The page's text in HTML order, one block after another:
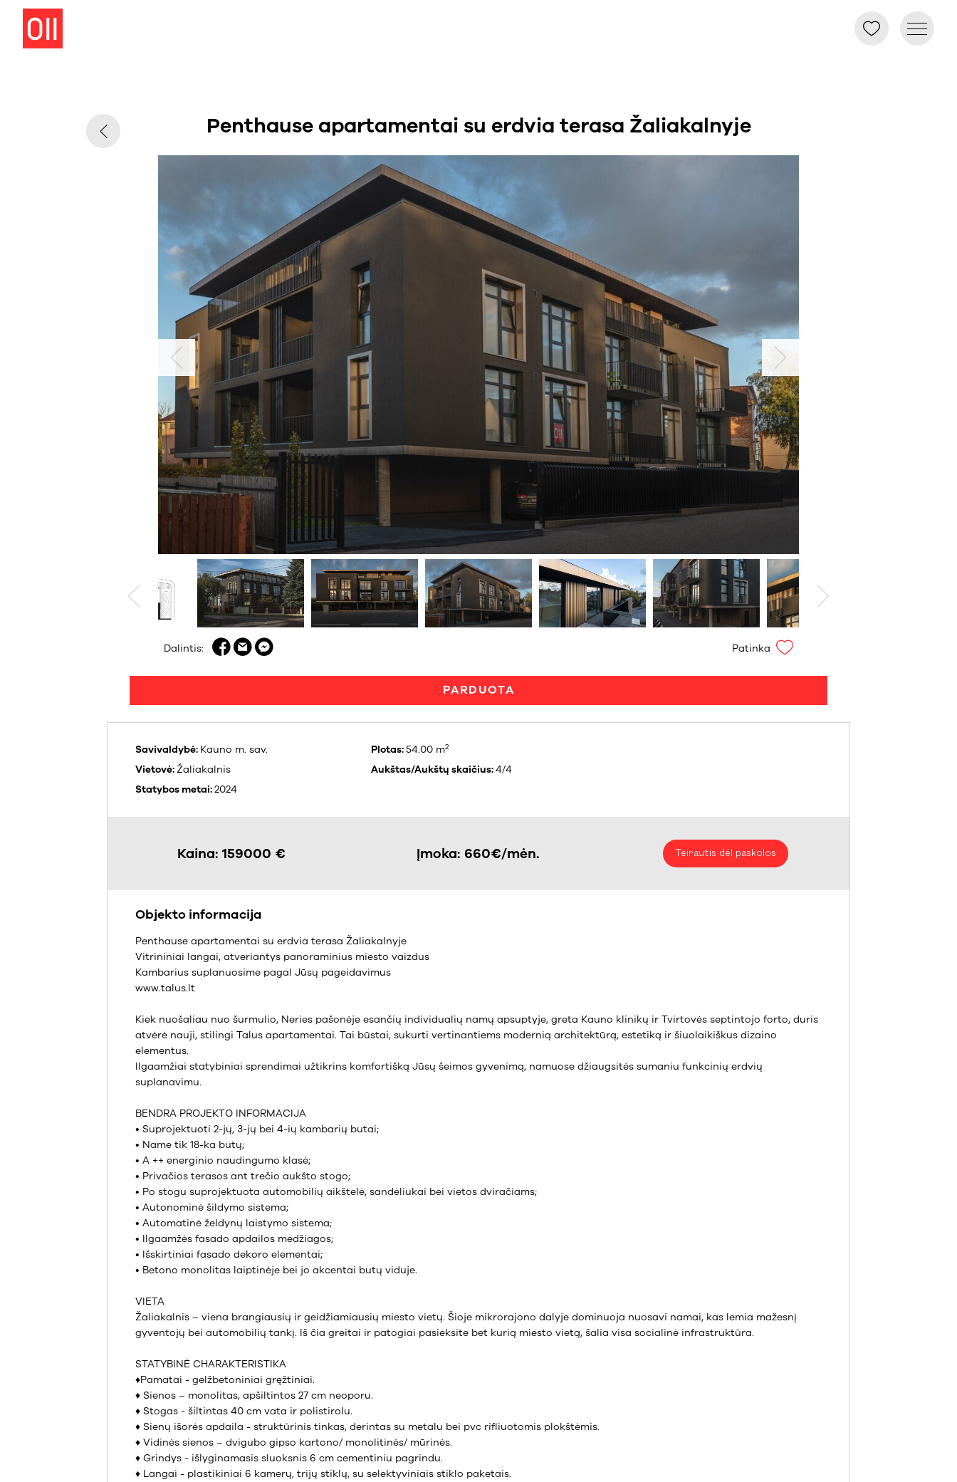
Penthause apartamentai su erdvia terasa Žaliakalnyje
Dalintis: Patinka
PARDUOTA
Savivaldybė: Kauno m. sav.
Vietovė:Žaliakalnis
Statybos metai:2024
Plotas:54.00 m2
Aukštas/Aukštų skaičius:4/4
Kaina: 159000 € Įmoka: 660€/mėn. Teirautis dėl paskolos
Objekto informacija
Penthause apartamentai su erdvia terasa Žaliakalnyje
Vitrininiai langai, atveriantys panoraminius miesto vaizdus
Kambarius suplanuosime pagal Jūsų pageidavimus
www.talus.lt
Kiek nuošaliau nuo šurmulio, Neries pašonėje esančių individualių namų apsuptyje, greta Kauno klinikų ir Tvirtovės septintojo forto, duris
atvėrė nauji, stilingi Talus apartamentai. Tai būstai, sukurti vertinantiems modernią architektūrą, estetiką ir šiuolaikiškus dizaino
elementus.
Ilgaamžiai statybiniai sprendimai užtikrins komfortišką Jūsų šeimos gyvenimą, namuose džiaugsitės sumaniu funkcinių erdvių
suplanavimu.
BENDRA PROJEKTO INFORMACIJA
• Suprojektuoti 2-jų, 3-jų bei 4-ių kambarių butai;
• Name tik 18-ka butų;
• A ++ energinio naudingumo klasė;
• Privačios terasos ant trečio aukšto stogo;
• Po stogu suprojektuota automobilių aikštelė, sandėliukai bei vietos dviračiams;
• Autonominė šildymo sistema;
• Automatinė želdynų laistymo sistema;
• Ilgaamžės fasado apdailos medžiagos;
• Išskirtiniai fasado dekoro elementai;
• Betono monolitas laiptinėje bei jo akcentai butų viduje.
VIETA
Žaliakalnis – viena brangiausių ir geidžiamiausių miesto vietų. Šioje mikrorajono dalyje dominuoja nuosavi namai, kas lemia mažesnį
gyventojų bei automobilių tankį. Iš čia greitai ir patogiai pasieksite bet kurią miesto vietą, šalia visa socialinė infrastruktūra.
STATYBINĖ CHARAKTERISTIKA
♦Pamatai - gelžbetoniniai gręžtiniai.
♦ Sienos – monolitas, apšiltintos 27 cm neoporu.
♦ Stogas - šiltintas 40 cm vata ir polistirolu.
♦ Sienų išorės apdaila - struktūrinis tinkas, derintas su metalu bei pvc rifliuotomis plokštėmis.
♦ Vidinės sienos – dvigubo gipso kartono/ monolitinės/ mūrinės.
♦ Grindys - išlyginamasis sluoksnis 6 cm cementiniu pagrindu.
♦ Langai - plastikiniai 6 kamerų, trijų stiklų, su selektyviniais stiklo paketais.